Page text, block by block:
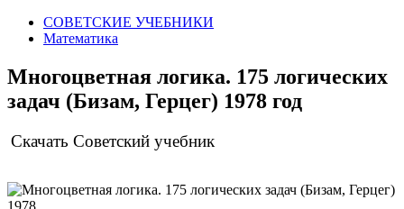
СОВЕТСКИЕ УЧЕБНИКИ
Математика
Многоцветная логика. 175 логических
задач (Бизам, Герцег) 1978 год
Скачать Советский учебник